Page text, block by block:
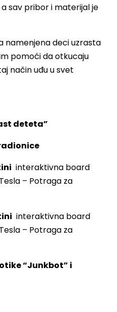
a sav pribor i materijal je
namenjena deci uzrasta
pomoći da otkucaju
način uđu u svet
deteta”
radionice
interaktivna board
– Potraga za
interaktivna board
– Potraga za
“Junkbot” i